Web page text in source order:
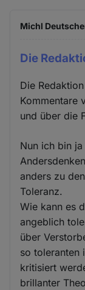
Michl
Die
Die
Kommentare
und über die
Nun ich bin
anders zu
Toleranz.
Wie kann es
angeblich
über
so toleranten
kritisiert
brillanter